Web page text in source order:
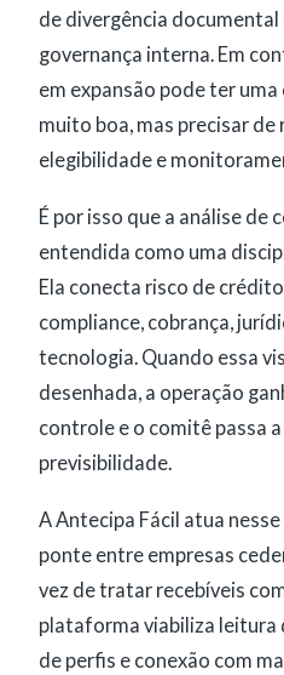
de divergência
governança interna. Em
em expansão pode ter
muito boa, mas precisar de
elegibilidade e
É por isso que a análise de
entendida como uma
Ela conecta risco de
compliance, cobrança,
tecnologia. Quando essa
desenhada, a operação
controle e o comitê passa
previsibilidade.
A Antecipa Fácil atua
ponte entre empresas
vez de tratar recebíveis
plataforma viabiliza leitura
de perfis e conexão com